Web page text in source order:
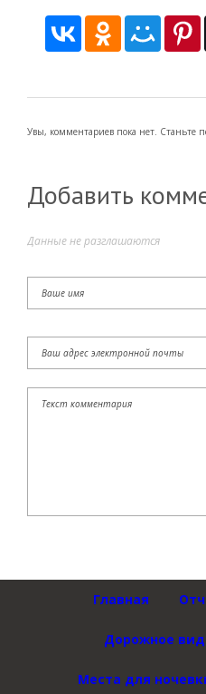
Увы, комментариев пока нет. Станьте
Добавить
Данные не разглашаются
Главная
Дорожное
Места для